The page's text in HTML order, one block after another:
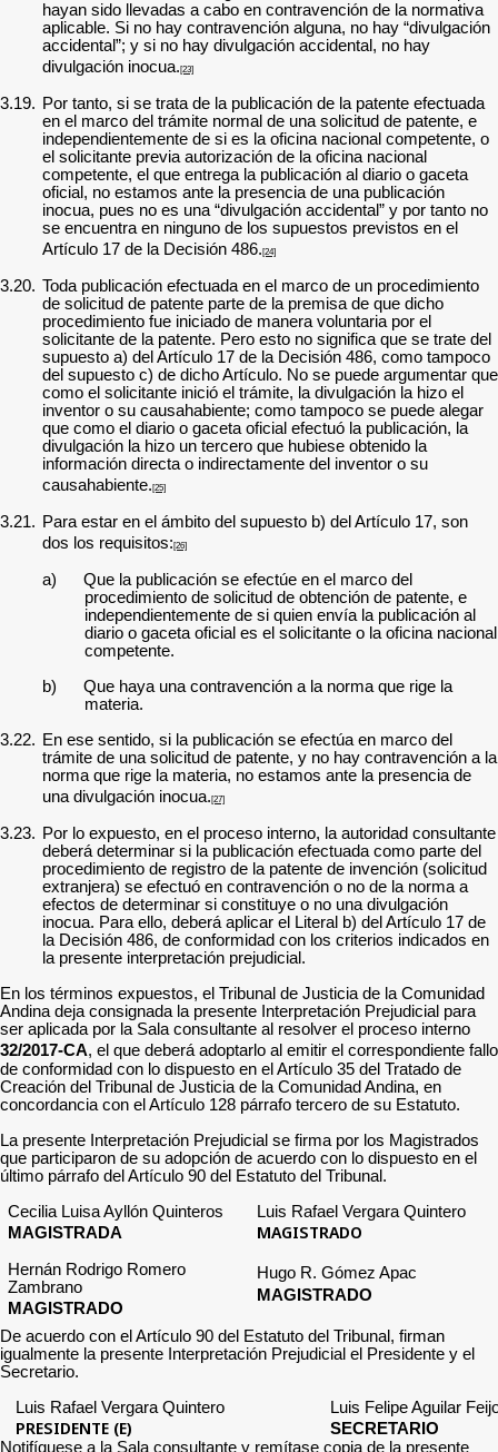
hayan sido llevadas a cabo en contravención de la normativa
aplicable. Si no hay contravención alguna, no hay “divulgación
accidental”; y si no hay divulgación accidental, no hay
divulgación inocua. [23]
3.19. Por tanto, si se trata de la publicación de la patente efectuada
en el marco del trámite normal de una solicitud de patente, e
independientemente de si es la oficina nacional competente, o
el solicitante previa autorización de la oficina nacional
competente, el que entrega la publicación al diario o gaceta
oficial, no estamos ante la presencia de una publicación
inocua, pues no es una “divulgación accidental” y por tanto no
se encuentra en ninguno de los supuestos previstos en el
Artículo 17 de la Decisión 486. [24]
3.20. Toda publicación efectuada en el marco de un procedimiento
de solicitud de patente parte de la premisa de que dicho
procedimiento fue iniciado de manera voluntaria por el
solicitante de la patente. Pero esto no significa que se trate del
supuesto a) del Artículo 17 de la Decisión 486, como tampoco
del supuesto c) de dicho Artículo. No se puede argumentar que
como el solicitante inició el trámite, la divulgación la hizo el
inventor o su causahabiente; como tampoco se puede alegar
que como el diario o gaceta oficial efectuó la publicación, la
divulgación la hizo un tercero que hubiese obtenido la
información directa o indirectamente del inventor o su
causahabiente. [25]
3.21. Para estar en el ámbito del supuesto b) del Artículo 17, son
dos los requisitos: [26]
a) Que la publicación se efectúe en el marco del
procedimiento de solicitud de obtención de patente, e
independientemente de si quien envía la publicación al
diario o gaceta oficial es el solicitante o la oficina nacional
competente.
b) Que haya una contravención a la norma que rige la
materia.
3.22. En ese sentido, si la publicación se efectúa en marco del
trámite de una solicitud de patente, y no hay contravención a la
norma que rige la materia, no estamos ante la presencia de
una divulgación inocua. [27]
3.23. Por lo expuesto, en el proceso interno, la autoridad consultante
deberá determinar si la publicación efectuada como parte del
procedimiento de registro de la patente de invención (solicitud
extranjera) se efectuó en contravención o no de la norma a
efectos de determinar si constituye o no una divulgación
inocua. Para ello, deberá aplicar el Literal b) del Artículo 17 de
la Decisión 486, de conformidad con los criterios indicados en
la presente interpretación prejudicial.
En los términos expuestos, el Tribunal de Justicia de la Comunidad
Andina deja consignada la presente Interpretación Prejudicial para
ser aplicada por la Sala consultante al resolver el proceso interno
32/2017-CA, el que deberá adoptarlo al emitir el correspondiente fallo
de conformidad con lo dispuesto en el Artículo 35 del Tratado de
Creación del Tribunal de Justicia de la Comunidad Andina, en
concordancia con el Artículo 128 párrafo tercero de su Estatuto.
La presente Interpretación Prejudicial se firma por los Magistrados
que participaron de su adopción de acuerdo con lo dispuesto en el
último párrafo del Artículo 90 del Estatuto del Tribunal.
Cecilia Luisa Ayllón Quinteros
MAGISTRADA
Luis Rafael Vergara Quintero
MAGISTRADO
Hernán Rodrigo Romero
Zambrano
MAGISTRADO
Hugo R. Gómez Apac
MAGISTRADO
De acuerdo con el Artículo 90 del Estatuto del Tribunal, firman
igualmente la presente Interpretación Prejudicial el Presidente y el
Secretario.
Luis Rafael Vergara Quintero
PRESIDENTE (E)
Luis Felipe Aguilar
SECRETARIO
Notifíquese a la Sala consultante y remítase copia de la presente